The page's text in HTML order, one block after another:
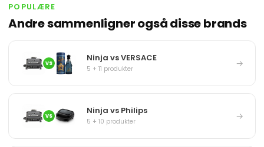
POPULÆRE
Andre sammenligner også disse brands
VS Ninja vs VERSACE
5 + 11 produkter →
VS Ninja vs Philips
5 + 10 produkter →